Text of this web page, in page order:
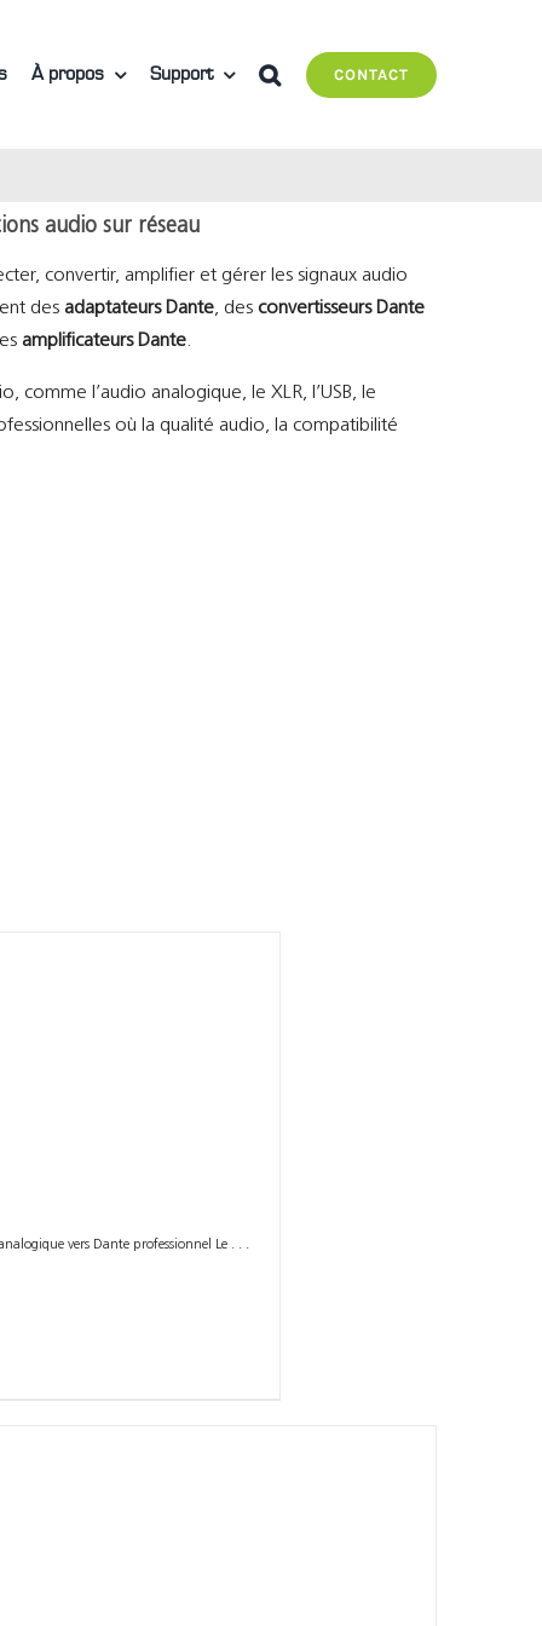
À propos Support CONTACT
audio sur réseau
convertir, amplifier et gérer les signaux audio
des adaptateurs Dante, des convertisseurs Dante
amplificateurs Dante.
l’audio analogique, le XLR, l’USB, le
où la qualité audio, la compatibilité
vers Dante professionnel Le . . .